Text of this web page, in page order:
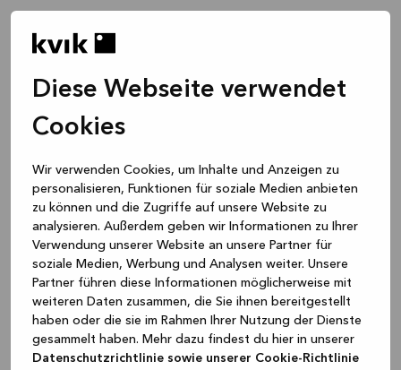
Diese Webseite verwendet
Cookies
Wir verwenden Cookies, um Inhalte und Anzeigen zu
personalisieren, Funktionen für soziale Medien anbieten
zu können und die Zugriffe auf unsere Website zu
analysieren. Außerdem geben wir Informationen zu Ihrer
Verwendung unserer Website an unsere Partner für
soziale Medien, Werbung und Analysen weiter. Unsere
Partner führen diese Informationen möglicherweise mit
weiteren Daten zusammen, die Sie ihnen bereitgestellt
haben oder die sie im Rahmen Ihrer Nutzung der Dienste
gesammelt haben. Mehr dazu findest du hier in unserer
Datenschutzrichtlinie sowie unserer Cookie-Richtlinie